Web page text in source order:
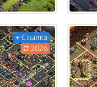
+ Ссылка
2026